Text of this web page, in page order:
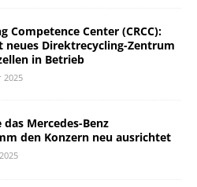
Competence Center (CRCC):
neues Direktrecycling-Zentrum
in Betrieb
2025
Mercedes-Benz
den Konzern neu ausrichtet